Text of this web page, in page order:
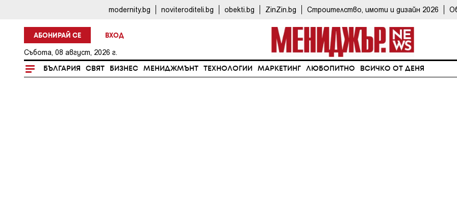
modernity.bg noviteroditeli.bg obekti.bg ZinZin.bg Строителство, имоти и дизайн 2026
АБОНИРАЙ СЕ ВХОД
Събота, 08 август, 2026 г.
БЪЛГАРИЯ СВЯТ БИЗНЕС МЕНИДЖМЪНТ ТЕХНОЛОГИИ МАРКЕТИНГ ЛЮБОПИТНО ВСИЧКО ОТ ДЕНЯ